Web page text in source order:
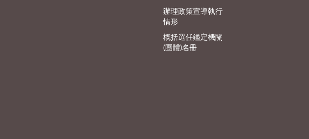
辦理政策宣導執行
情形
概括選任鑑定機關
(團體)名冊